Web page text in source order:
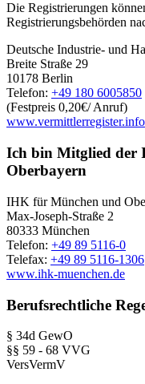
Die Registrierungen
Registrierungsbehörden
Deutsche Industrie- und
Breite Straße 29
10178 Berlin
Telefon: +49 180 6005850
(Festpreis 0,20€/ Anruf)
www.vermittlerregister.info
Ich bin Mitglied der
Oberbayern
IHK für München und
Max-Joseph-Straße 2
80333 München
Telefon: +49 89 5116-0
Telefax: +49 89 5116-1306
www.ihk-muenchen.de
Berufsrechtliche
§ 34d GewO
§§ 59 - 68 VVG
VersVermV